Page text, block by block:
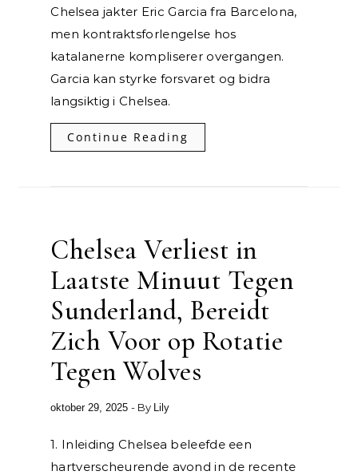
Chelsea jakter Eric Garcia fra Barcelona,
men kontraktsforlengelse hos
katalanerne kompliserer overgangen.
Garcia kan styrke forsvaret og bidra
langsiktig i Chelsea.
Continue Reading
Chelsea Verliest in
Laatste Minuut Tegen
Sunderland, Bereidt
Zich Voor op Rotatie
Tegen Wolves
oktober 29, 2025 - By Lily
1. Inleiding Chelsea beleefde een
hartverscheurende avond in de recente